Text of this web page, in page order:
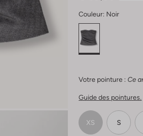
Couleur: Noir
Votre pointure : Ce
Guide des pointures.
XS S